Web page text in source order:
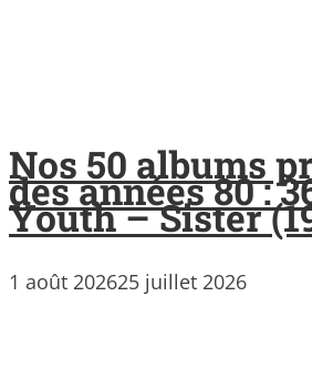
Nos 50 albums
des années 80 :
Youth – Sister
1 août 202625 juillet 2026